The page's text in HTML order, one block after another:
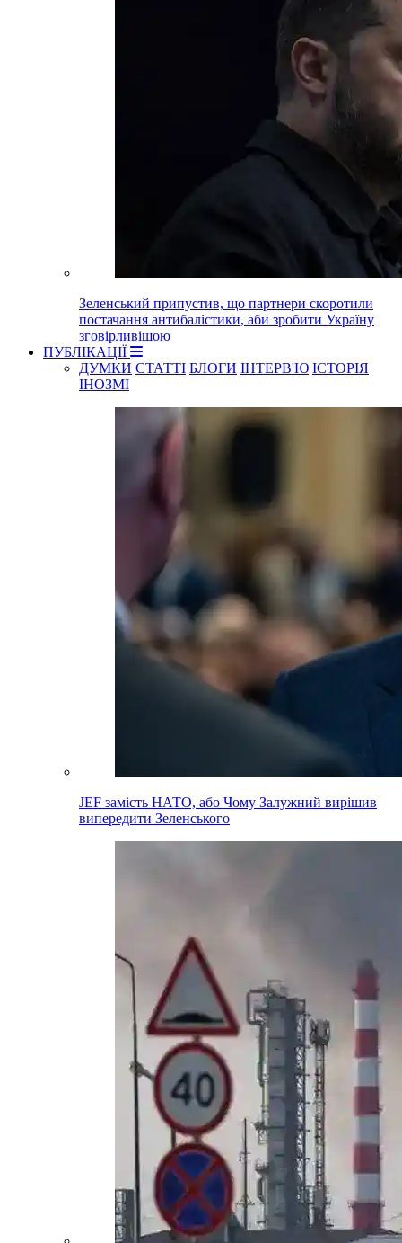
Зеленський припустив, що партнери скоротили
постачання антибалістики, аби зробити Україну
зговірливішою
ПУБЛІКАЦІЇ
ДУМКИ СТАТТІ БЛОГИ ІНТЕРВ'Ю ІСТОРІЯ
ІНОЗМІ
JEF замість НАТО, або Чому Залужний вирішив
випередити Зеленського